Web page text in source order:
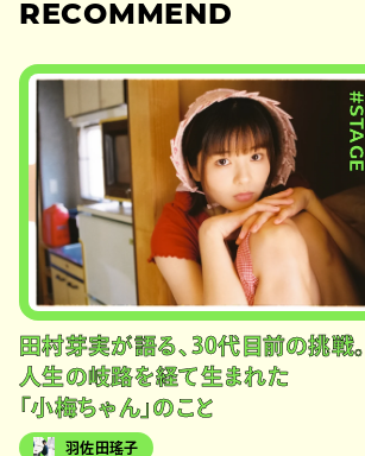
RECOMMEND
#STAGE
田村芽実が語る、30代目前の挑戦。
人生の岐路を経て生まれた
「小梅ちゃん」のこと
羽佐田瑤子